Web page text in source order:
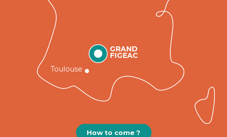
GRAND
FIGEAC
Toulouse
How to come ?